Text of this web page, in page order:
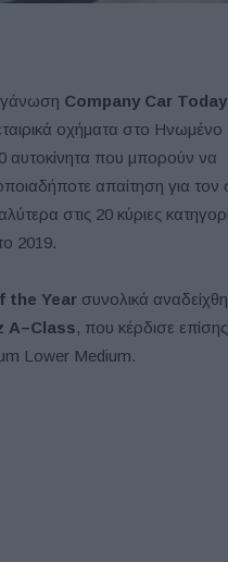
Company Car Today
οχήματα στο Ηνωμένο
αυτοκίνητα που μπορούν να
απαίτηση για τον
στις 20 κύριες
2019.
the Year συνολικά
A–Class, που κέρδισε
Lower Medium.